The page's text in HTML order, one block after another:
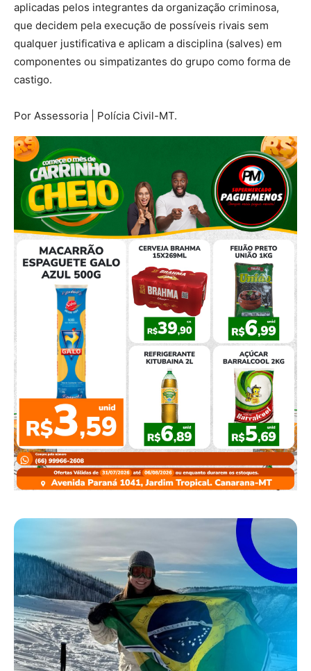
aplicadas pelos integrantes da organização criminosa,
que decidem pela execução de possíveis rivais sem
qualquer justificativa e aplicam a disciplina (salves) em
componentes ou simpatizantes do grupo como forma de
castigo.
Por Assessoria | Polícia Civil-MT.